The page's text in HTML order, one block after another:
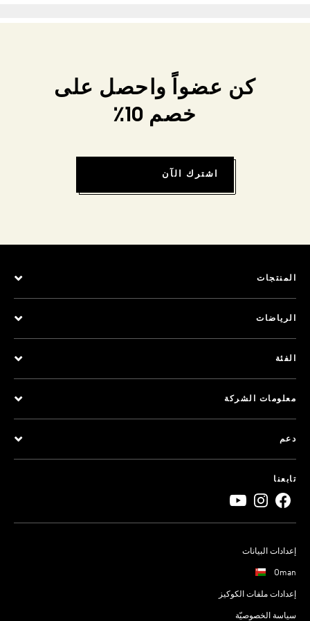
كن عضواً واحصل على
خصم 10٪
اشترك الآن
المنتجات
الرياضات
الفئة
معلومات الشركة
دعم
تابعنا
إعدادات البيانات
Oman
إعدادات ملفات الكوكيز
سياسة الخصوصيّة